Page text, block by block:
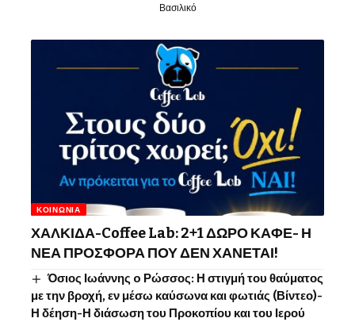
Βασιλικό
ΚΟΙΝΩΝΊΑ
ΧΑΛΚΙΔΑ-Coffee Lab: 2+1 ΔΩΡΟ ΚΑΦΕ- Η
ΝΕΑ ΠΡΟΣΦΟΡΑ ΠΟΥ ΔΕΝ ΧΑΝΕΤΑΙ!
Όσιος Ιωάννης o Ρώσσος: Η στιγμή του θαύματος
με την βροχή, εν μέσω καύσωνα και φωτιάς (Βίντεο)-
Η δέηση-Η διάσωση του Προκοπίου και του Ιερού